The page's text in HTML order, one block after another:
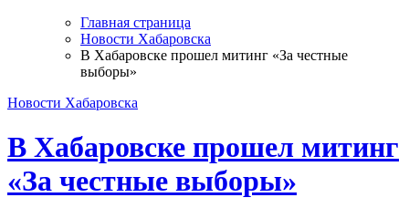
Главная страница
Новости Хабаровска
В Хабаровске прошел митинг «За честные
выборы»
Новости Хабаровска
В Хабаровске прошел митинг
«За честные выборы»